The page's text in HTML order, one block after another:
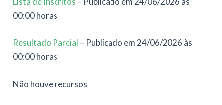
00:00 horas
Resultado Parcial – Publicado em 24/06/2026 às
00:00 horas
Não houve recursos